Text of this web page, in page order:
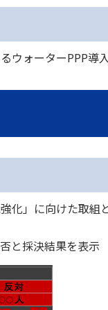
ウォーターPPP導
化」に向けた取
と採決結果を表示